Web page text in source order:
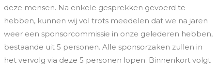
deze mensen. Na enkele gesprekken gevoerd te
hebben, kunnen wij vol trots meedelen dat we na jaren
weer een sponsorcommissie in onze gelederen hebben,
bestaande uit 5 personen. Alle sponsorzaken zullen in
het vervolg via deze 5 personen lopen. Binnenkort volgt